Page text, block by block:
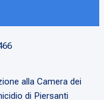
alla Camera dei
di Piersanti